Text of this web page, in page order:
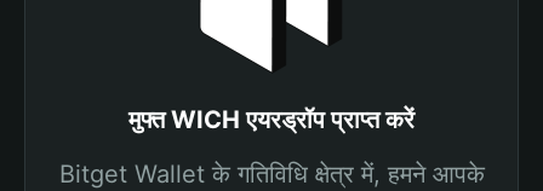
मुफ्त WICH एयरड्रॉप प्राप्त करें
Bitget Wallet के गतिविधि क्षेत्र में, हमने आपके